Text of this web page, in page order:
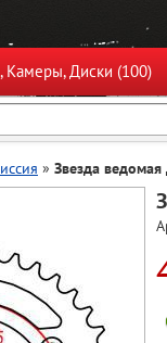
Диски (100)
» Звезда